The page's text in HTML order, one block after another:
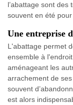
l’abattage sont
souvent en été
Une entreprise
L'abattage permet
ensemble à
aménageant les
arrachement de
souvent
est alors